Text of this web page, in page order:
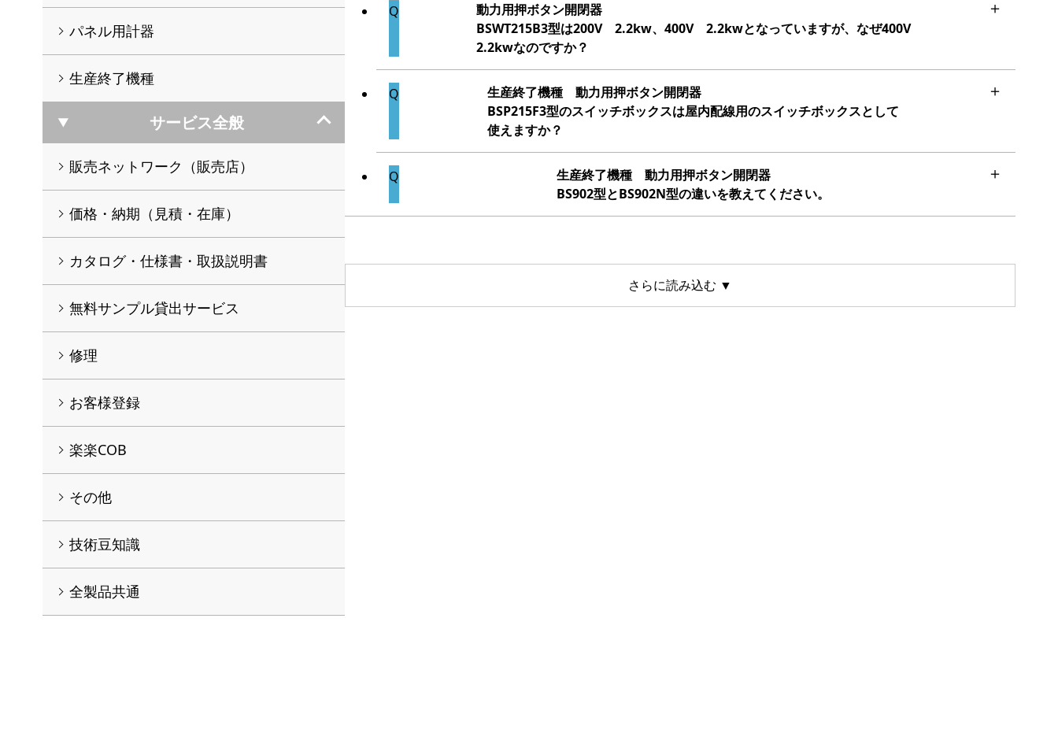
動力用押ボタン開閉器
BSWT215B3型は200V 2.2kw、400V 2.2kwとなっていますが、なぜ400V
2.2kwなのですか？
生産終了機種 動力用押ボタン開閉器
BSP215F3型のスイッチボックスは屋内配線用のスイッチボックスとして
使えますか？
生産終了機種 動力用押ボタン開閉器
BS902型とBS902N型の違いを教えてください。
さらに読み込む ▼
パネル用計器
生産終了機種
サービス全般
販売ネットワーク（販売店）
価格・納期（見積・在庫）
カタログ・仕様書・取扱説明書
無料サンプル貸出サービス
修理
お客様登録
楽楽COB
その他
技術豆知識
全製品共通